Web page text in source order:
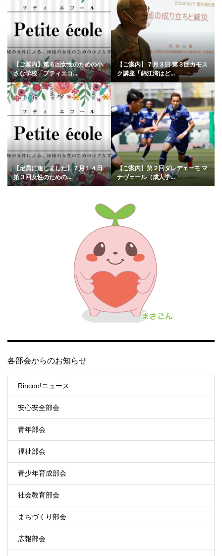
【ご案内】第６回女性のための小
さな学校「プティエコ...
【ご案内】７月３日 第３回カモス
ク講座「錦江湾はど...
【定員に達しました】７月１４日
第３回女性のための...
【ご案内】第２回ダレデェーモ マ
ナヴェール（成人学...
各部会からのお知らせ
Rincoo!ニュース
安心安全部会
青年部会
福祉部会
青少年育成部会
社会教育部会
まちづくり部会
広報部会